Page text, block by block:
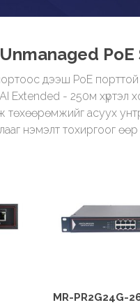
дээш PoE
- 250м хүртэл
асуух
нэмэлт тохиргоог
MR-PR2G24G-